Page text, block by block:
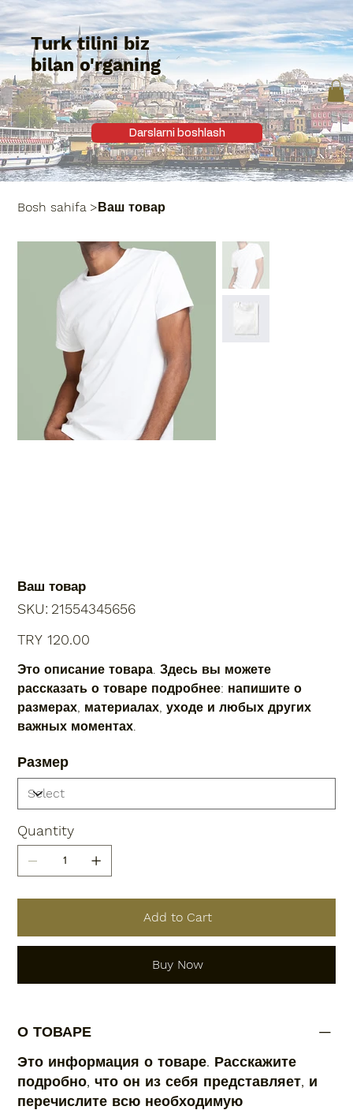
Turk tilini biz
bilan o'rganing
Darslarni boshlash
Bosh sahifa >Ваш товар
Ваш товар
SKU: SKU
21554345656
21554345656
TRY 120.00
Это описание товара. Здесь вы можете
рассказать о товаре подробнее: напишите о
размерах, материалах, уходе и любых других
важных моментах.
Размер
Quantity
Add to Cart
Buy Now
О ТОВАРЕ
Это информация о товаре. Расскажите
подробно, что он из себя представляет, и
перечислите всю необходимую